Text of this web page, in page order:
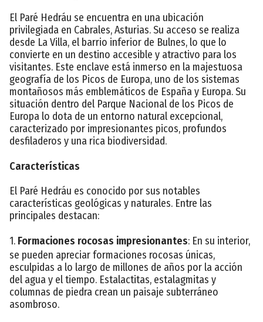
El Paré Hedráu se encuentra en una ubicación
privilegiada en Cabrales, Asturias. Su acceso se realiza
desde La Villa, el barrio inferior de Bulnes, lo que lo
convierte en un destino accesible y atractivo para los
visitantes. Este enclave está inmerso en la majestuosa
geografía de los Picos de Europa, uno de los sistemas
montañosos más emblemáticos de España y Europa. Su
situación dentro del Parque Nacional de los Picos de
Europa lo dota de un entorno natural excepcional,
caracterizado por impresionantes picos, profundos
desfiladeros y una rica biodiversidad.
Características
El Paré Hedráu es conocido por sus notables
características geológicas y naturales. Entre las
principales destacan:
1. Formaciones rocosas impresionantes: En su interior,
se pueden apreciar formaciones rocosas únicas,
esculpidas a lo largo de millones de años por la acción
del agua y el tiempo. Estalactitas, estalagmitas y
columnas de piedra crean un paisaje subterráneo
asombroso.